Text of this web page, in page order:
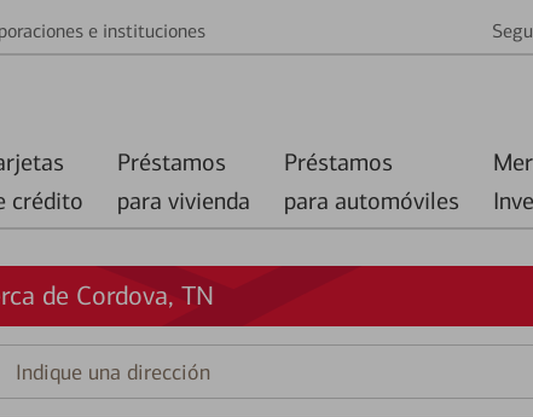
e instituciones
crédito
Préstamos
para vivienda
Préstamos
para automóviles
de Cordova, TN
Indique